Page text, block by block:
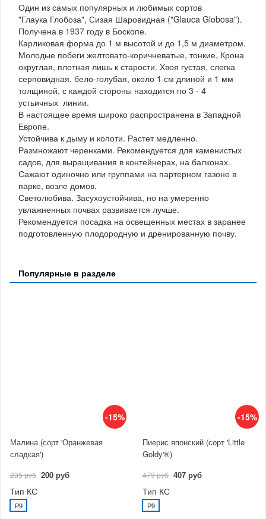
Один из самых популярных и любимых сортов
"Глаука Глобоза", Сизая Шаровидная ("Glauca Globosa").
Получена в 1937 году в Боскопе.
Карликовая форма до 1 м высотой и до 1,5 м диаметром.
Молодые побеги желтовато-коричневатые, тонкие, Крона
округлая, плотная лишь к старости. Хвоя густая, слегка
серповидная, бело-голубая, около 1 см длиной и 1 мм
толщиной, с каждой стороны находится по 3 - 4
устьичных линии.
В настоящее время широко распространена в Западной
Европе.
Устойчива к дыму и копоти. Растет медленно.
Размножают черенками. Рекомендуется для каменистых
садов, для выращивания в контейнерах, на балконах.
Сажают одиночно или группами на партерном газоне в
парке, возле домов.
Светолюбива. Засухоустойчива, но на умеренно
увлажненных почвах развивается лучше.
Рекомендуется посадка на освещенных местах в заранее
подготовленную плодородную и дренированную почву.
Популярные в разделе
-15%
Малина (сорт 'Оранжевая
сладкая')
235 руб 200 руб
Тип КС
P9
-15%
Пиерис японский (сорт 'Little
Goldy'®)
479 руб 407 руб
Тип КС
P9